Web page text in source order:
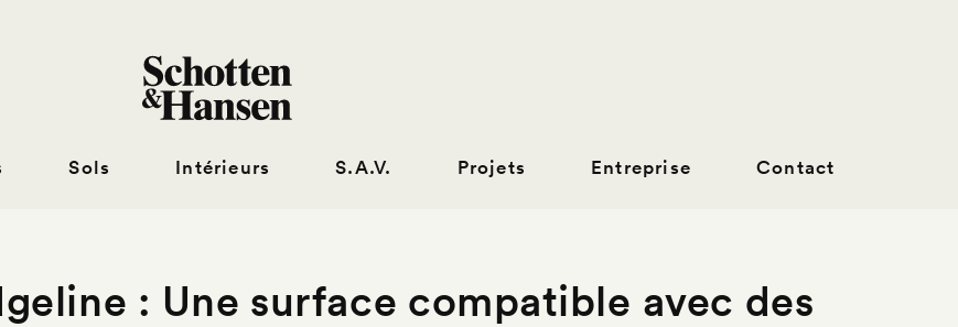
Sols Intérieurs S.A.V. Projets Entreprise Contact
: Une surface compatible avec des